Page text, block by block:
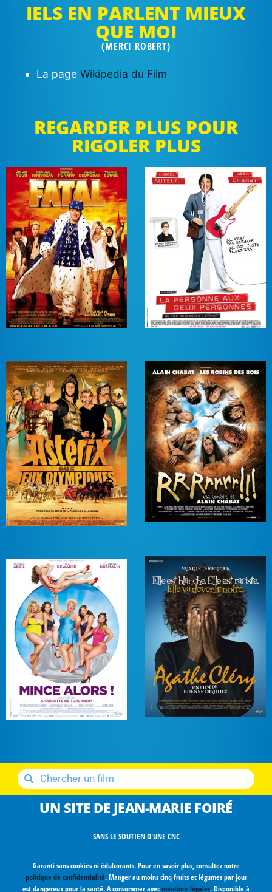
IELS EN PARLENT MIEUX
QUE MOI
(MERCI ROBERT)
La page Wikipedia du Film
REGARDER PLUS POUR
RIGOLER PLUS
UN SITE DE JEAN-MARIE FOIRÉ
SANS LE SOUTIEN D'UNE CNC
Garanti sans cookies ni édulcorants. Pour en savoir plus, consultez notre
politique de confidentialité. Manger au moins cinq fruits et légumes par jour
est dangereux pour la santé. A consommer avecmentions légales. Disponible à